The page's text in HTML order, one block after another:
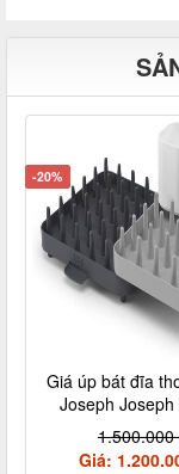
-20%
Giá úp bát đĩa
Joseph
Connect (2 tầng
điều chỉnh –
1.500.000
Giá: